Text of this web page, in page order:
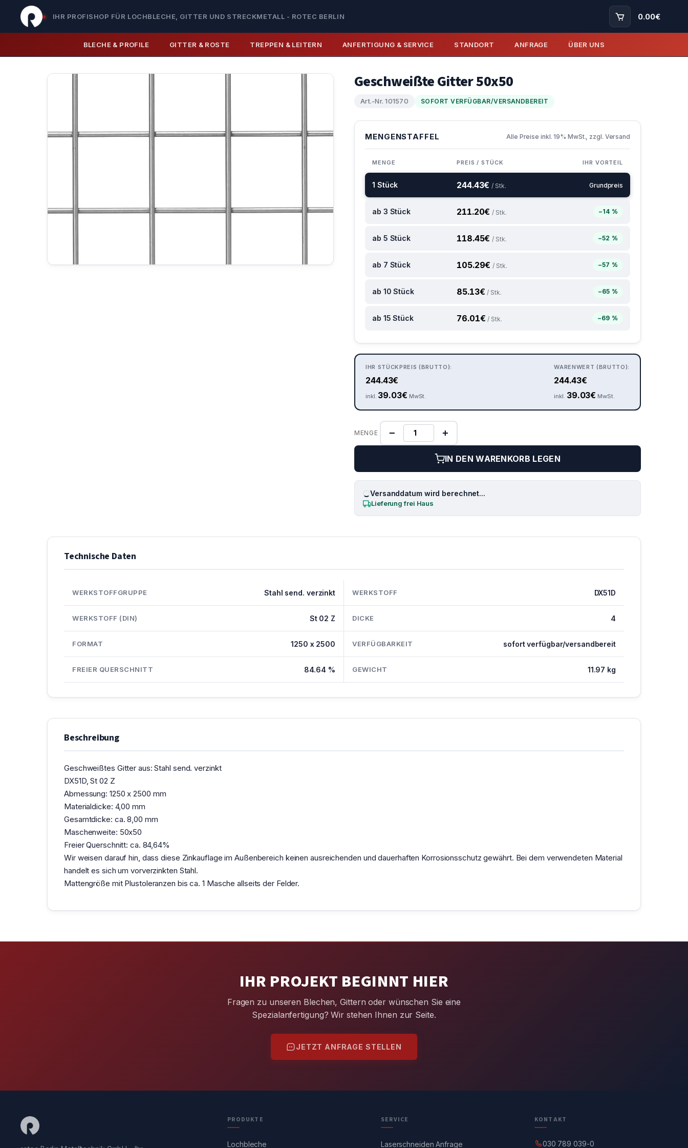
IHR PROFISHOP FÜR LOCHBLECHE, GITTER UND STRECKMETALL - ROTEC BERLIN 0.00€
BLECHE & PROFILE GITTER & ROSTE TREPPEN & LEITERN ANFERTIGUNG & SERVICE STANDORT ANFRAGE ÜBER UNS
Geschweißte Gitter 50x50
Art.-Nr. 101570 SOFORT VERFÜGBAR/VERSANDBEREIT
MENGENSTAFFEL Alle Preise inkl. 19% MwSt., zzgl. Versand
MENGE PREIS / STÜCK IHR VORTEIL
1 Stück 244.43€ / Stk. Grundpreis
ab 3 Stück 211.20€ / Stk. −14 %
ab 5 Stück 118.45€ / Stk. −52 %
ab 7 Stück 105.29€ / Stk. −57 %
ab 10 Stück 85.13€ / Stk. −65 %
ab 15 Stück 76.01€ / Stk. −69 %
IHR STÜCKPREIS (BRUTTO):
244.43€
inkl. 39.03€ MwSt.
WARENWERT (BRUTTO):
244.43€
inkl. 39.03€ MwSt.
MENGE − +
IN DEN WARENKORB LEGEN
Versanddatum wird berechnet...
Lieferung frei Haus
Technische Daten
WERKSTOFFGRUPPE Stahl send. verzinkt WERKSTOFF DX51D
WERKSTOFF (DIN) St 02 Z DICKE 4
FORMAT 1250 x 2500 VERFÜGBARKEIT sofort verfügbar/versandbereit
FREIER QUERSCHNITT 84.64 % GEWICHT 11.97 kg
Beschreibung
Geschweißtes Gitter aus: Stahl send. verzinkt
DX51D, St 02 Z
Abmessung: 1250 x 2500 mm
Materialdicke: 4,00 mm
Gesamtdicke: ca. 8,00 mm
Maschenweite: 50x50
Freier Querschnitt: ca. 84,64%
Wir weisen darauf hin, dass diese Zinkauflage im Außenbereich keinen ausreichenden und dauerhaften Korrosionsschutz gewährt. Bei dem verwendeten Material
handelt es sich um vorverzinkten Stahl.
Mattengröße mit Plustoleranzen bis ca. 1 Masche allseits der Felder.
IHR PROJEKT BEGINNT HIER
Fragen zu unseren Blechen, Gittern oder wünschen Sie eine
Spezialanfertigung? Wir stehen Ihnen zur Seite.
JETZT ANFRAGE STELLEN
PRODUKTE
Lochbleche
SERVICE
Laserschneiden Anfrage
KONTAKT
030 789 039-0